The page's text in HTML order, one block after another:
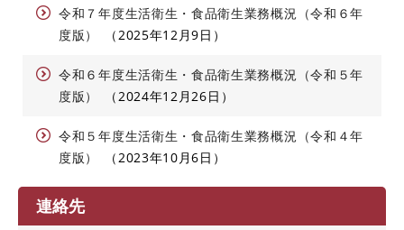
令和７年度生活衛生・食品衛生業務概況（令和６年
度版）
2025年12月9日
令和６年度生活衛生・食品衛生業務概況（令和５年
度版）
2024年12月26日
令和５年度生活衛生・食品衛生業務概況（令和４年
度版）
2023年10月6日
連絡先